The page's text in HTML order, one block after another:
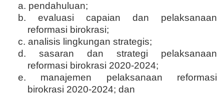
a. pendahuluan;
b. evaluasi capaian dan pelaksanaan
reformasi birokrasi;
c. analisis lingkungan strategis;
d. sasaran dan strategi pelaksanaan
reformasi birokrasi 2020-2024;
e. manajemen pelaksanaan reformasi
birokrasi 2020-2024; dan